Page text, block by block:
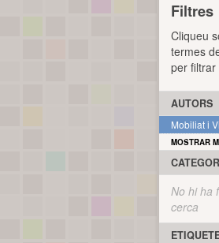
Filtres
Cliqueu
termes
per filtrar
AUTORS
Mobiliat i
MOSTRAR
No hi ha
cerca